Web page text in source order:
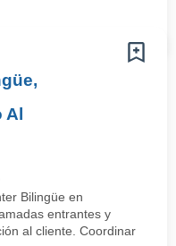
Bilingüe en
entrantes y
al cliente. Coordinar